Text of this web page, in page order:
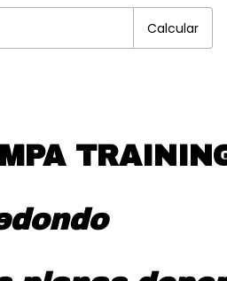
Calcular